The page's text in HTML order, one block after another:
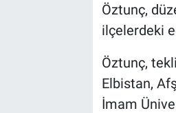
Öztunç,
ilçelerdeki
Öztunç,
Elbistan,
İmam